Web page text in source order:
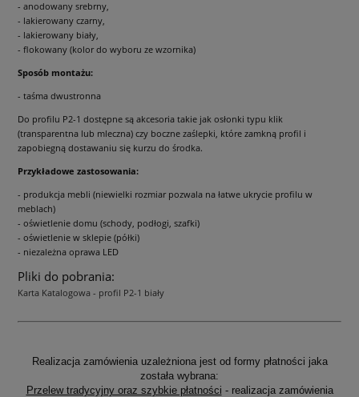
- anodowany srebrny,
- lakierowany czarny,
- lakierowany biały,
- flokowany (kolor do wyboru ze wzornika)
Sposób montażu:
- taśma dwustronna
Do profilu P2-1 dostępne są akcesoria takie jak osłonki typu klik
(transparentna lub mleczna) czy boczne zaślepki, które zamkną profil i
zapobiegną dostawaniu się kurzu do środka.
Przykładowe zastosowania:
- produkcja mebli (niewielki rozmiar pozwala na łatwe ukrycie profilu w
meblach)
- oświetlenie domu (schody, podłogi, szafki)
- oświetlenie w sklepie (półki)
- niezależna oprawa LED
Pliki do pobrania:
Karta Katalogowa - profil P2-1 biały
Realizacja zamówienia uzależniona jest od formy płatności jaka
została wybrana:
Przelew tradycyjny oraz szybkie płatności - realizacja zamówienia